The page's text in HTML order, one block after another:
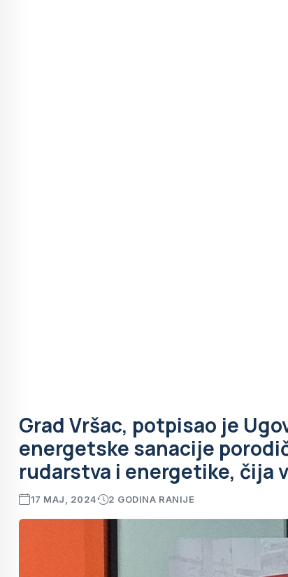
Grad Vršac, potpisao je
energetske sanacije
rudarstva i energetike, čija
17 MAJ, 2024 2 GODINA RANIJE